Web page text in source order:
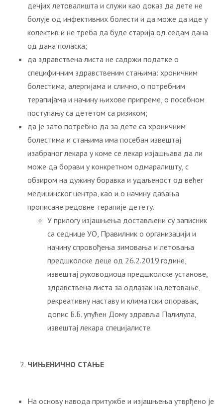
дечјих летовалишта и служи као доказ да дете не
болује од инфективних болести и да може да иде у
колектив и не треба да буде старија од седам дана
од дана поласка;
да здравствена листа не садржи податке о
специфичним здравственим стањима: хроничним
болестима, алергијама и слично, о потребним
терапијама и начину њихове припреме, о посебном
поступању са дететом са ризиком;
да је зато потребно да за дете са хроничним
болестима и стањима има посебан извештај
изабраног лекара у коме се лекар изјашњава да ли
може да борави у конкретном одмаралишту, с
обзиром на дужину боравка и удаљеност од већег
медицинског центра, као и о начину давања
прописане редовне терапије детету.
У прилогу изјашњења достављени су записник
са седнице УО, Правилник о организацији и
начину спровођења зимовања и летовања
предшколске деце од 26.2.2019.године,
извештај руководиоца предшколске установе,
здравствена листа за одлазак на летовање,
рекреативну наставу и климатски опоравак,
допис Б.Б. упућен Дому здравља Палилула,
извештај лекара специјалисте.
ЧИЊЕНИЧНО СТАЊЕ
На основу навода притужбе и изјашњења утврђено је